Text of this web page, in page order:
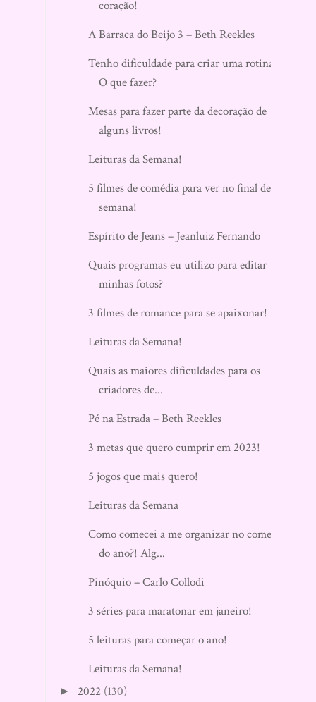
coração!
A Barraca do Beijo 3 – Beth Reekles
Tenho dificuldade para criar uma rotina.
O que fazer?
Mesas para fazer parte da decoração de
alguns livros!
Leituras da Semana!
5 filmes de comédia para ver no final de
semana!
Espírito de Jeans – Jeanluiz Fernando
Quais programas eu utilizo para editar
minhas fotos?
3 filmes de romance para se apaixonar!
Leituras da Semana!
Quais as maiores dificuldades para os
criadores de...
Pé na Estrada – Beth Reekles
3 metas que quero cumprir em 2023!
5 jogos que mais quero!
Leituras da Semana
Como comecei a me organizar no começo
do ano?! Alg...
Pinóquio – Carlo Collodi
3 séries para maratonar em janeiro!
5 leituras para começar o ano!
Leituras da Semana!
► 2022 (130)